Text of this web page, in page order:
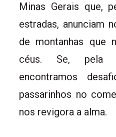
Minas Gerais que,
estradas, anunciam
de montanhas que
céus. Se, pela
encontramos
passarinhos no
nos revigora a alma.